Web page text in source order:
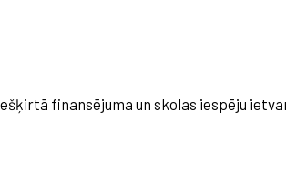
finansējuma un skolas iespēju